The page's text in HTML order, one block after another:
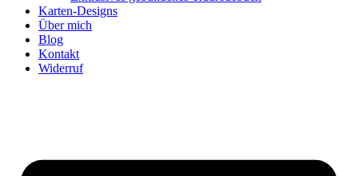
Karten-Designs
Über mich
Blog
Kontakt
Widerruf